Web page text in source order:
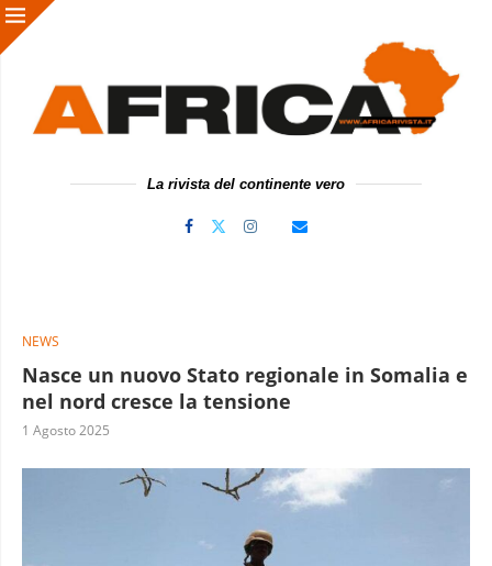
La rivista del continente vero
NEWS
Nasce un nuovo Stato regionale in Somalia e
nel nord cresce la tensione
1 Agosto 2025